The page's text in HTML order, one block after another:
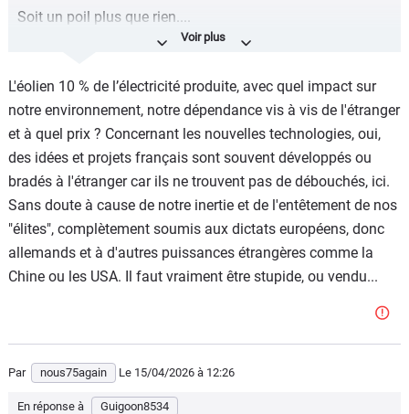
Soit un poil plus que rien....
Sinon je doit etre stupide parceque malgres ca je vois
Dememe le laius sur la nouvelle maitrise de l'energie issue
de la mer des japonais...
.... quand en France l'usine maremotrice de la Rance
produit de l'électricité à un cout inferieur au nucleaire
depuis 1966
L'éolien 10 % de l’électricité produite, avec quel impact sur
notre environnement, notre dépendance vis à vis de l'étranger
et à quel prix ? Concernant les nouvelles technologies, oui,
des idées et projets français sont souvent développés ou
bradés à l'étranger car ils ne trouvent pas de débouchés, ici.
Sans doute à cause de notre inertie et de l'entêtement de nos
"élites", complètement soumis aux dictats européens, donc
allemands et à d'autres puissances étrangères comme la
Chine ou les USA. Il faut vraiment être stupide, ou vendu...
Par nous75again Le 15/04/2026 à 12:26
En réponse à Guigoon8534